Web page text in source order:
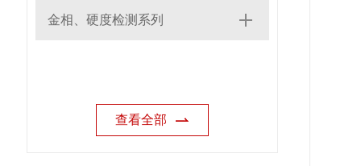
金相、硬度检测系列
查看全部